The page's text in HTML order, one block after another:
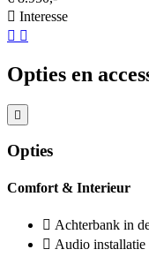
Interesse
Opties en
Opties
Comfort & Interieur
Achterbank in
Audio installatie